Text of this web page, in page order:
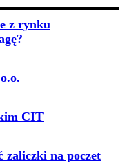
z rynku
CIT
zaliczki na poczet